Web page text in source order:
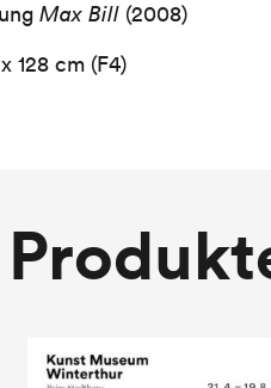
Max Bill (2008)
128 cm (F4)